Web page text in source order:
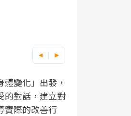
變化」出發，
的對話，建立對
實際的改善行